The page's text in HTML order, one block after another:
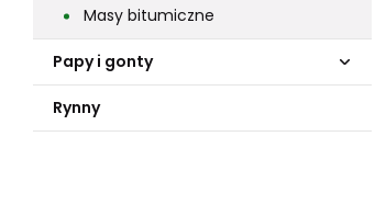
Masy bitumiczne
Papy i gonty
Rynny